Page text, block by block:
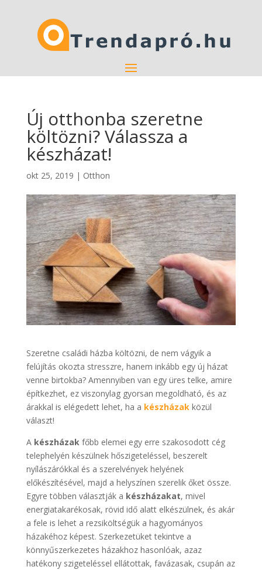
Új otthonba szeretne
költözni? Válassza a
készházat!
okt 25, 2019 | Otthon
Szeretne családi házba költözni, de nem vágyik a
felújítás okozta stresszre, hanem inkább egy új házat
venne birtokba? Amennyiben van egy üres telke, amire
építkezhet, ez viszonylag gyorsan megoldható, és az
árakkal is elégedett lehet, ha a készházakközül
választ!
A készházakfőbb elemei egy erre szakosodott cég
telephelyén készülnek hőszigeteléssel, beszerelt
nyílászárókkal és a szerelvények helyének
előkészítésével, majd a helyszínen szerelik őket össze.
Egyre többen választják a készházakat, mivel
energiatakarékosak, rövid idő alatt elkészülnek, és akár
a fele is lehet a rezsiköltségük a hagyományos
házakéhoz képest. Szerkezetüket tekintve a
könnyűszerkezetes házakhoz hasonlóak, azaz
hatékony szigeteléssel ellátottak, favázasak, csupán az